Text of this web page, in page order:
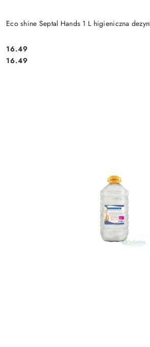
Eco shine Septal Hands 1 L higieniczna
Cena:
16.49
Cena:
16.49